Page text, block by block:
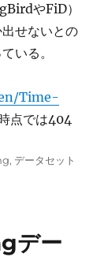
やFiD）
せないとの
いる。
Time-
点では404
,データセット
デー